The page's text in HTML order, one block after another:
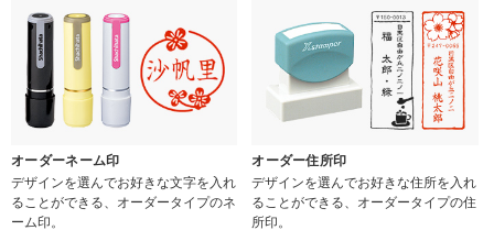
オーダーネーム印
デザインを選んでお好きな文字を入れ
ることができる、オーダータイプのネ
ーム印。
オーダー住所印
デザインを選んでお好きな住所を入れ
ることができる、オーダータイプの住
所印。